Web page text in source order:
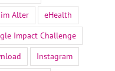
Alter
eHealth
Impact Challenge
Instagram